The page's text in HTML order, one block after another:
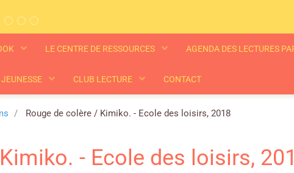
LE CENTRE DE RESSOURCES AGENDA DES LECTURES
CLUB LECTURE CONTACT
Rouge de colère / Kimiko. - Ecole des loisirs, 2018
- Ecole des loisirs,